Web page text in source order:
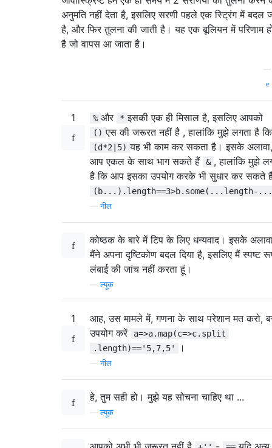
अनुमति नहीं देता है, इसलिए सरणी पहले एक स्ट्रिंग में बदल
है, और फिर तुलना की जाती है। यह एक बूलियन में परिणाम
है जो वापस आ जाता है।
1 % और * इसकी एक ही मिसाल है, इसलिए आपको
() एस की जरूरत नहीं है , हालांकि मुझे लगता है कि
(d*2|5) यह भी काम कर सकता है। इसके अलावा,
आप एकल के साथ भाग सकते हैं & , हालांकि मुझे
है कि आप इसका उपयोग करके भी सुधार कर सकते
(b...).length==3>b.some(...length-
—नील
कोष्ठक के बारे में टिप के लिए धन्यवाद। इसके
मैंने अपना दृष्टिकोण बदल दिया है, इसलिए मैं स्पष्ट
लंबाई की जांच नहीं करता हूं।
—ल्यूक
1
आह, उस मामले में, गणना के साथ परेशान मत करो,
उपयोग करें
a=>a.map(c=>c.split
.length)=='5,7,5'
।
—नील
हे, तुम सही हो। मुझे यह सोचना चाहिए था ...
—ल्यूक